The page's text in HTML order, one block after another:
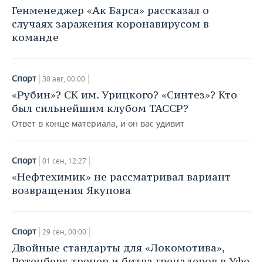
Генменеджер «Ак Барса» рассказал о
случаях заражения коронавирусом в
команде
Спорт 30 авг, 00:00
«Рубин»? СК им. Урицкого? «Синтез»? Кто
был сильнейшим клубом ТАССР?
Ответ в конце материала, и он вас удивит
Спорт 01 сен, 12:27
«Нефтехимик» не рассматривал вариант
возвращения Якупова
Спорт 29 сен, 00:00
Двойные стандарты для «Локомотива»,